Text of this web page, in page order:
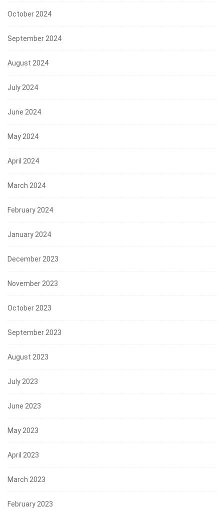
October 2024
September 2024
August 2024
July 2024
June 2024
May 2024
April 2024
March 2024
February 2024
January 2024
December 2023
November 2023
October 2023
September 2023
August 2023
July 2023
June 2023
May 2023
April 2023
March 2023
February 2023